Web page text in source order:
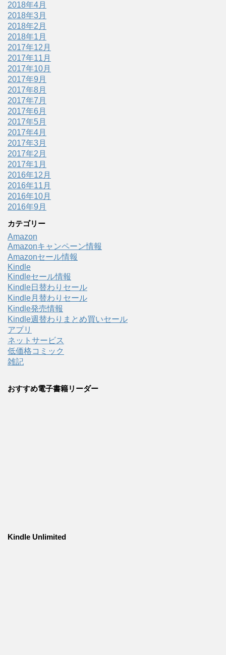
2018年4月
2018年3月
2018年2月
2018年1月
2017年12月
2017年11月
2017年10月
2017年9月
2017年8月
2017年7月
2017年6月
2017年5月
2017年4月
2017年3月
2017年2月
2017年1月
2016年12月
2016年11月
2016年10月
2016年9月
カテゴリー
Amazon
Amazonキャンペーン情報
Amazonセール情報
Kindle
Kindleセール情報
Kindle日替わりセール
Kindle月替わりセール
Kindle発売情報
Kindle週替わりまとめ買いセール
アプリ
ネットサービス
低価格コミック
雑記
おすすめ電子書籍リーダー
Kindle Unlimited